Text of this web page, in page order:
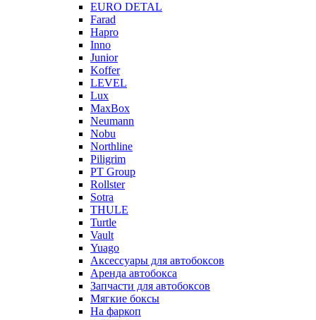
EURO DETAL
Farad
Hapro
Inno
Junior
Koffer
LEVEL
Lux
MaxBox
Neumann
Nobu
Northline
Piligrim
PT Group
Rollster
Sotra
THULE
Turtle
Vault
Yuago
Аксессуары для автобоксов
Аренда автобокса
Запчасти для автобоксов
Мягкие боксы
На фаркоп